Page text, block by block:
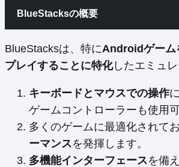
BlueStacksの概要
BlueStacksは、特にAndroidゲー
プレイすることに特化したエミュレ
キーボードとマウスでの操作
ゲームコントローラーも使用可
多くのゲームに最適化されてお
ーマンスを発揮します。
多機能インターフェースを備